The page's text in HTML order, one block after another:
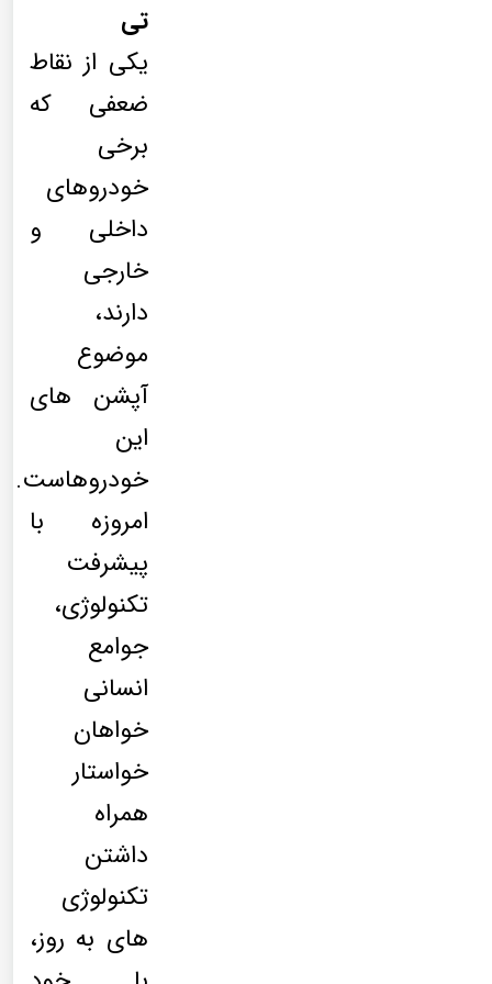
تی
یکی از نقاط
ضعفی که
برخی
خودروهای
داخلی و
خارجی
دارند،
موضوع
آپشن های
این
خودروهاست.
امروزه با
پیشرفت
تکنولوژی،
جوامع
انسانی
خواهان
خواستار
همراه
داشتن
تکنولوژی
های به روز،